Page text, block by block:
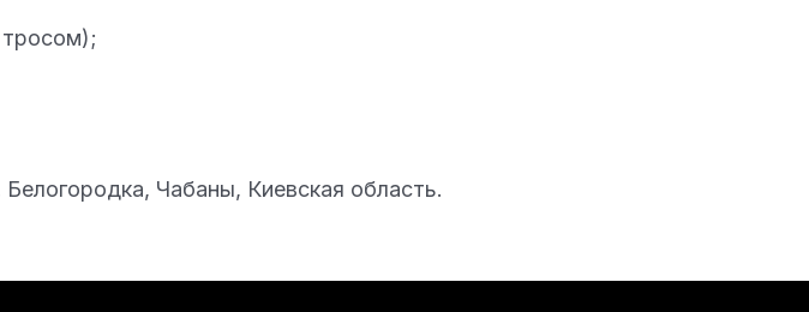
тросом);
Чабаны, Киевская область.